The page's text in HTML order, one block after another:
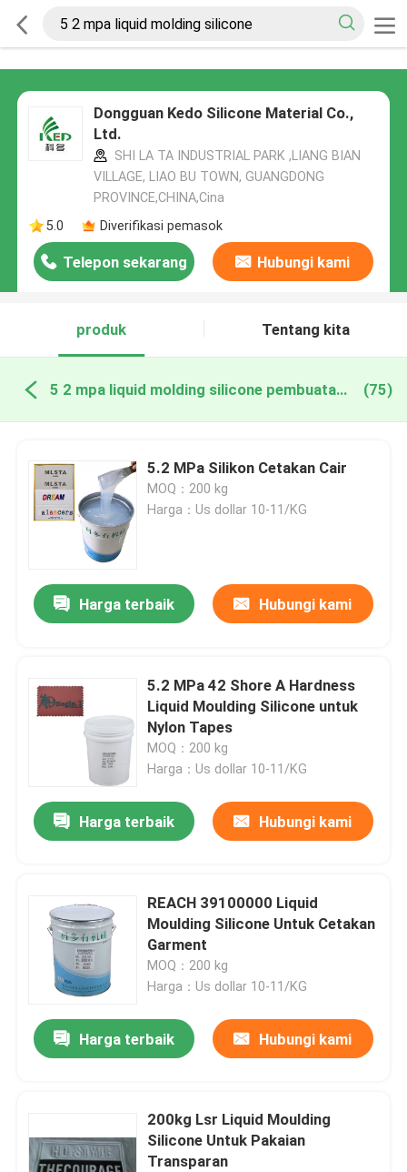
Dongguan Kedo Silicone Material Co.,
Ltd.
SHI LA TA INDUSTRIAL PARK ,LIANG BIAN
VILLAGE, LIAO BU TOWN, GUANGDONG
PROVINCE,CHINA,Cina
5.0
Diverifikasi pemasok
Telepon sekarang Hubungi kami
produk Tentang kita
5 2 mpa liquid molding silicone pembuatan online (75)
5.2 MPa Silikon Cetakan Cair
MOQ：200 kg
Harga：Us dollar 10-11/KG
Harga terbaik Hubungi kami
5.2 MPa 42 Shore A Hardness
Liquid Moulding Silicone untuk
Nylon Tapes
MOQ：200 kg
Harga：Us dollar 10-11/KG
Harga terbaik Hubungi kami
REACH 39100000 Liquid
Moulding Silicone Untuk Cetakan
Garment
MOQ：200 kg
Harga：Us dollar 10-11/KG
Harga terbaik Hubungi kami
200kg Lsr Liquid Moulding
Silicone Untuk Pakaian
Transparan